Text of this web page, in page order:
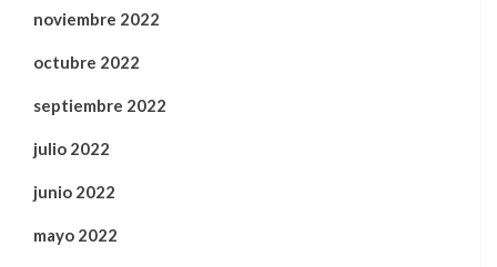
noviembre 2022
octubre 2022
septiembre 2022
julio 2022
junio 2022
mayo 2022